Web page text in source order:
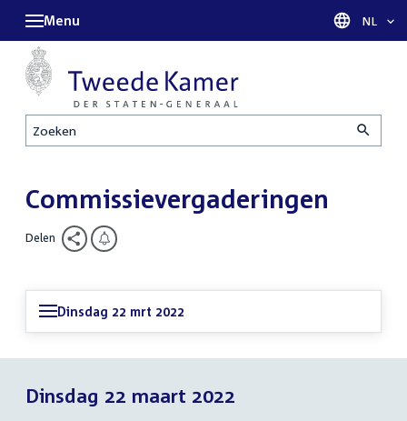
Zoeken
Menu Taal
NL
Commissievergaderingen
Delen
Dinsdag 22 mrt 2022
Dinsdag 22 maart 2022